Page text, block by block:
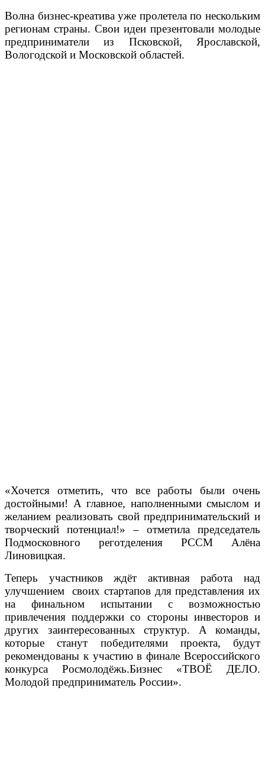
Волна бизнес-креатива уже пролетела по нескольким
регионам страны. Свои идеи презентовали молодые
предприниматели из Псковской, Ярославской,
Вологодской и Московской областей.
«Хочется отметить, что все работы были очень
достойными! А главное, наполненными смыслом и
желанием реализовать свой предпринимательский и
творческий потенциал!» – отметила председатель
Подмосковного реготделения РССМ Алёна
Линовицкая.
Теперь участников ждёт активная работа над
улучшением своих стартапов для представления их
на финальном испытании с возможностью
привлечения поддержки со стороны инвесторов и
других заинтересованных структур. А команды,
которые станут победителями проекта, будут
рекомендованы к участию в финале Всероссийского
конкурса Росмолодёжь.Бизнес «ТВОЁ ДЕЛО.
Молодой предприниматель России».